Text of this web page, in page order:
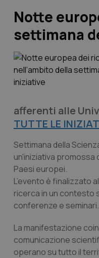
Notte
settimana
afferenti alle
TUTTE LE
Settimana della
un'iniziativa promossa
Paesi europei.
L’evento è finalizzato
ricerca in un contesto
conferenze e seminari.
La manifestazione
comunicazione
operano su tutto il